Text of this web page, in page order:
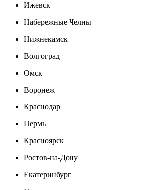
Ижевск
Набережные Челны
Нижнекамск
Волгоград
Омск
Воронеж
Краснодар
Пермь
Красноярск
Ростов-на-Дону
Екатеринбург